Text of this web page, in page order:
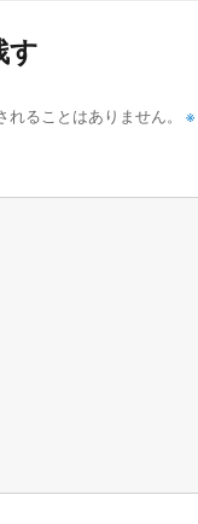
す
ることはありません。 ※